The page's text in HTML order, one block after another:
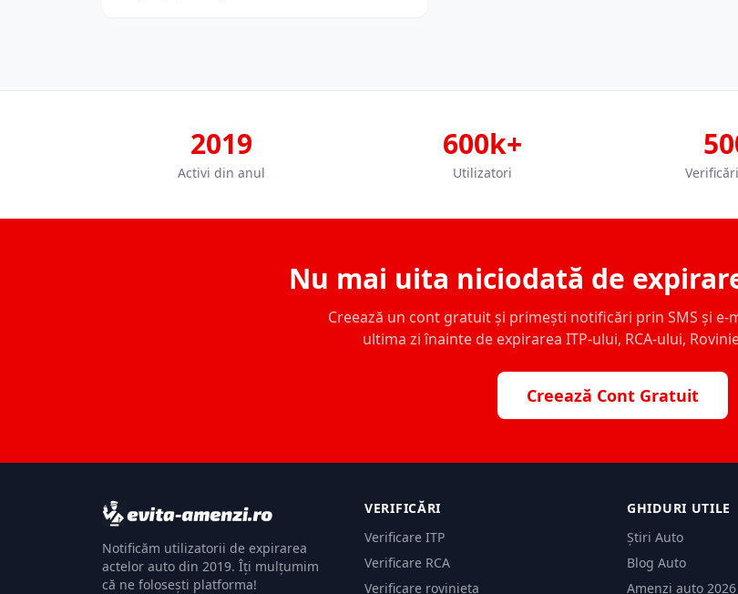
2019
Activi din anul
600k+
Utilizatori
Nu mai uita niciodată de
Creează un cont gratuit și primești notificări prin SMS și e-
ultima zi înainte de expirarea ITP-ului, RCA-ului,
Creează Cont Gratuit
Notificăm utilizatorii de expirarea
actelor auto din 2019. Îți mulțumim
că ne folosești platforma!
VERIFICĂRI
Verificare ITP
Verificare RCA
Verificare rovinieta
GHIDURI UTILE
Știri Auto
Blog Auto
Amenzi auto 2026